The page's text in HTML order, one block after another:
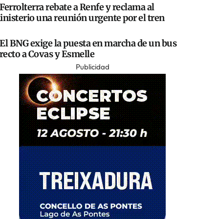
Ferrolterra rebate a Renfe y reclama al
una reunión urgente por el tren
El BNG exige la puesta en marcha de un bus
a Covas y Esmelle
Publicidad